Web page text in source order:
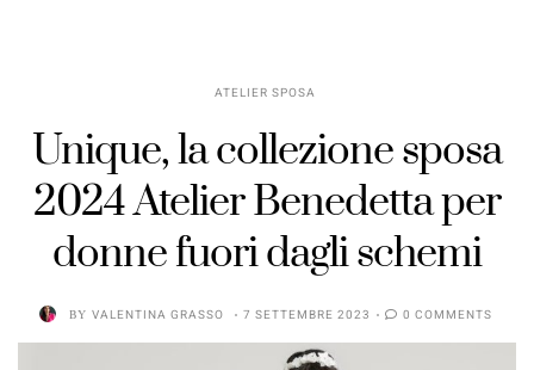
ATELIER SPOSA
Unique, la collezione sposa
2024 Atelier Benedetta per
donne fuori dagli schemi
BY VALENTINA GRASSO 7 SETTEMBRE 2023 0 COMMENTS